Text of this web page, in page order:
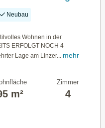
Neubau
Wohnen in der
ERFOLGT NOCH 4
Lage am Linzer... mehr
m²
Zimmer
4